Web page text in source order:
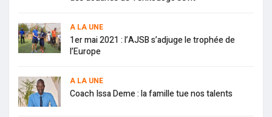
A LA UNE
1er mai 2021 : l’AJSB s’adjuge le trophée de
l’Europe
A LA UNE
Coach Issa Deme : la famille tue nos talents